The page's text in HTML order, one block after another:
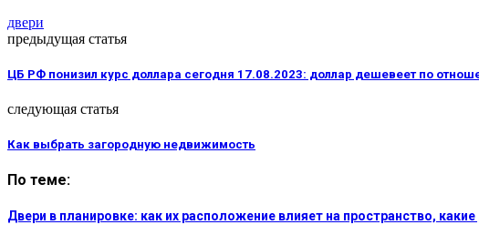
двери
предыдущая статья
ЦБ РФ понизил курс доллара сегодня 17.08.2023: доллар дешевеет по
следующая статья
Как выбрать загородную недвижимость
По теме:
Двери в планировке: как их расположение влияет на пространство,